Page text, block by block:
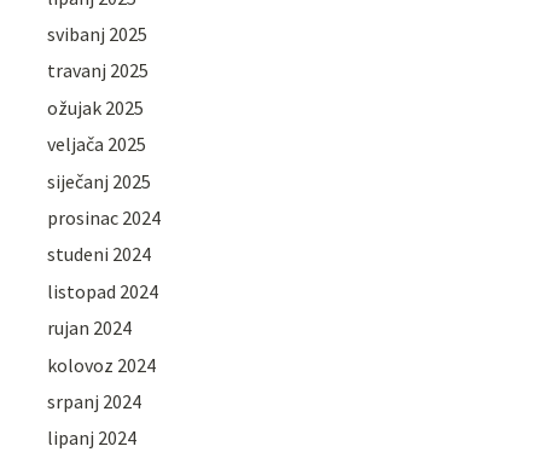
svibanj 2025
travanj 2025
ožujak 2025
veljača 2025
siječanj 2025
prosinac 2024
studeni 2024
listopad 2024
rujan 2024
kolovoz 2024
srpanj 2024
lipanj 2024